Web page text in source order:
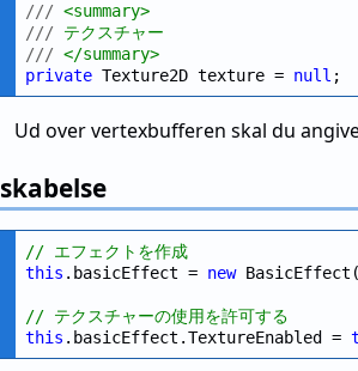
/// <summary>
/// テクスチャー
/// </summary>
private Texture2D texture = null
Ud over vertexbufferen skal du
skabelse
// エフェクトを作成
this .basicEffect = new BasicEffect(
// テクスチャーの使用を許可する
this .basicEffect.TextureEnabled =